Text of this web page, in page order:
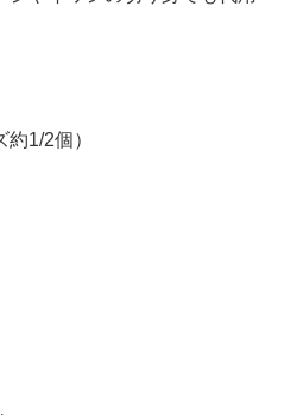
1/2個）